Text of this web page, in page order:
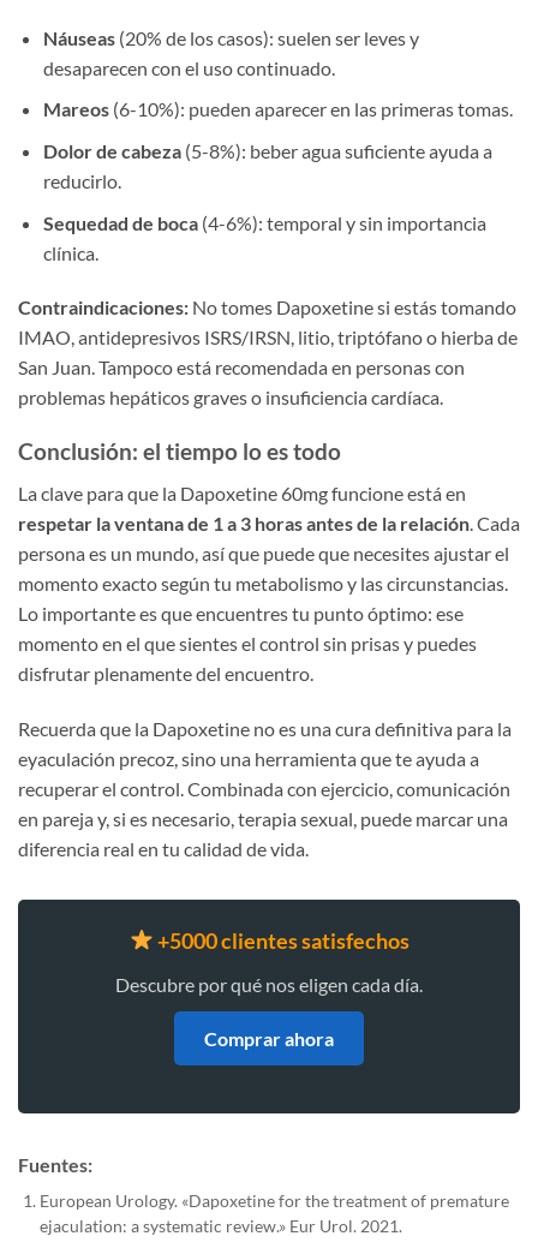
Náuseas(20% de los casos): suelen ser leves y
desaparecen con el uso continuado.
Mareos(6-10%): pueden aparecer en las primeras tomas.
Dolor de cabeza(5-8%): beber agua suficiente ayuda a
reducirlo.
Sequedad de boca(4-6%): temporal y sin importancia
clínica.
Contraindicaciones: No tomes Dapoxetine si estás tomando
IMAO, antidepresivos ISRS/IRSN, litio, triptófano o hierba de
San Juan. Tampoco está recomendada en personas con
problemas hepáticos graves o insuficiencia cardíaca.
Conclusión: el tiempo lo es todo
La clave para que la Dapoxetine 60mg funcione está en
respetar la ventana de 1 a 3 horas antes de la relación. Cada
persona es un mundo, así que puede que necesites ajustar el
momento exacto según tu metabolismo y las circunstancias.
Lo importante es que encuentres tu punto óptimo: ese
momento en el que sientes el control sin prisas y puedes
disfrutar plenamente del encuentro.
Recuerda que la Dapoxetine no es una cura definitiva para la
eyaculación precoz, sino una herramienta que te ayuda a
recuperar el control. Combinada con ejercicio, comunicación
en pareja y, si es necesario, terapia sexual, puede marcar una
diferencia real en tu calidad de vida.
+5000 clientes satisfechos
Descubre por qué nos eligen cada día.
Comprar ahora
Fuentes:
European Urology. «Dapoxetine for the treatment of premature
ejaculation: a systematic review.» Eur Urol. 2021.